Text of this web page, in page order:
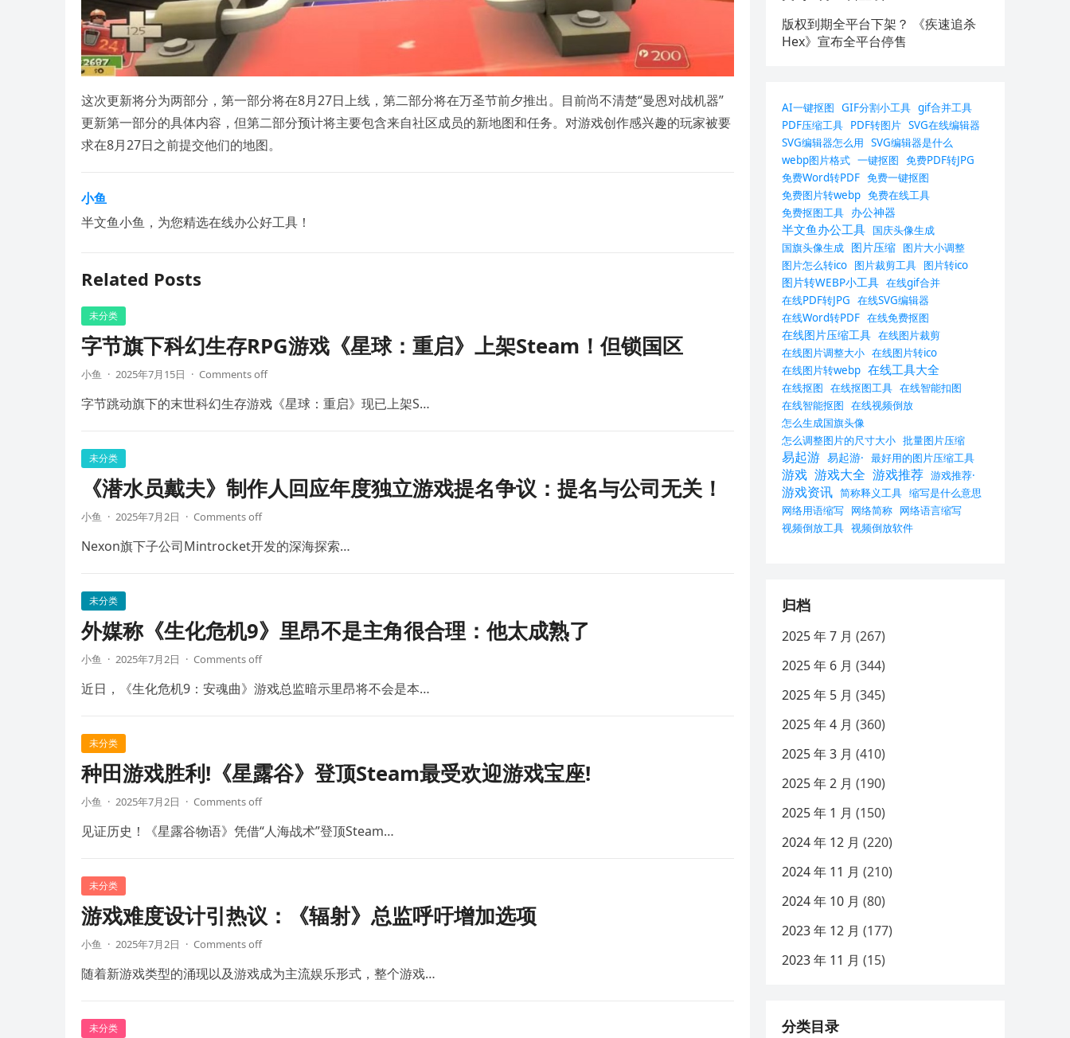
这次更新将分为两部分，第一部分将在8月27日上线，第二部分将在万圣节前夕推出。目前尚不清楚“曼恩对战机器”
更新第一部分的具体内容，但第二部分预计将主要包含来自社区成员的新地图和任务。对游戏创作感兴趣的玩家被要
求在8月27日之前提交他们的地图。
小鱼
半文鱼小鱼，为您精选在线办公好工具！
Related Posts
未分类
字节旗下科幻生存RPG游戏《星球：重启》上架Steam！但锁国区
小鱼 · 2025年7月15日 · Comments off
字节跳动旗下的末世科幻生存游戏《星球：重启》现已上架S…
未分类
《潜水员戴夫》制作人回应年度独立游戏提名争议：提名与公司无关！
小鱼 · 2025年7月2日 · Comments off
Nexon旗下子公司Mintrocket开发的深海探索…
未分类
外媒称《生化危机9》里昂不是主角很合理：他太成熟了
小鱼 · 2025年7月2日 · Comments off
近日，《生化危机9：安魂曲》游戏总监暗示里昂将不会是本…
未分类
种田游戏胜利!《星露谷》登顶Steam最受欢迎游戏宝座!
小鱼 · 2025年7月2日 · Comments off
见证历史！《星露谷物语》凭借“人海战术”登顶Steam…
未分类
游戏难度设计引热议：《辐射》总监呼吁增加选项
小鱼 · 2025年7月2日 · Comments off
随着新游戏类型的涌现以及游戏成为主流娱乐形式，整个游戏…
未分类
版权到期全平台下架？ 《疾速追杀
Hex》宣布全平台停售
AI一键抠图 GIF分割小工具 gif合并工具
PDF压缩工具 PDF转图片 SVG在线编辑器
SVG编辑器怎么用 SVG编辑器是什么
webp图片格式 一键抠图 免费PDF转JPG
免费Word转PDF 免费一键抠图
免费图片转webp 免费在线工具
免费抠图工具 办公神器
半文鱼办公工具 国庆头像生成
国旗头像生成 图片压缩 图片大小调整
图片怎么转ico 图片裁剪工具 图片转ico
图片转WEBP小工具 在线gif合并
在线PDF转JPG 在线SVG编辑器
在线Word转PDF 在线免费抠图
在线图片压缩工具 在线图片裁剪
在线图片调整大小 在线图片转ico
在线图片转webp 在线工具大全
在线抠图 在线抠图工具 在线智能扣图
在线智能抠图 在线视频倒放
怎么生成国旗头像
怎么调整图片的尺寸大小 批量图片压缩
易起游 易起游· 最好用的图片压缩工具
游戏 游戏大全 游戏推荐 游戏推荐·
游戏资讯 简称释义工具 缩写是什么意思
网络用语缩写 网络简称 网络语言缩写
视频倒放工具 视频倒放软件
归档
2025 年 7 月 (267)
2025 年 6 月 (344)
2025 年 5 月 (345)
2025 年 4 月 (360)
2025 年 3 月 (410)
2025 年 2 月 (190)
2025 年 1 月 (150)
2024 年 12 月 (220)
2024 年 11 月 (210)
2024 年 10 月 (80)
2023 年 12 月 (177)
2023 年 11 月 (15)
分类目录